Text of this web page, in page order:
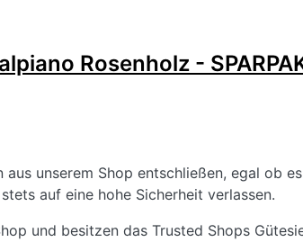
Rosenholz -
unserem Shop entschließen, egal ob
auf eine hohe Sicherheit verlassen.
und besitzen das Trusted Shops